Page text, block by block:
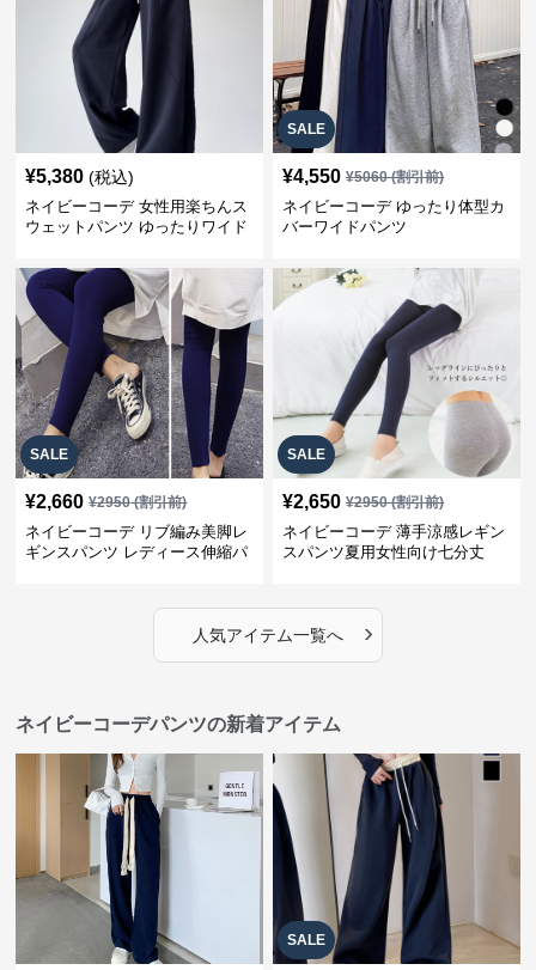
¥5,380 (税込)
ネイビーコーデ 女性用楽ちんス
ウェットパンツ ゆったりワイド
SALE
¥4,550 ¥5060(割引前)
ネイビーコーデ ゆったり体型カ
バーワイドパンツ
SALE
¥2,660 ¥2950(割引前)
ネイビーコーデ リブ編み美脚レ
ギンスパンツ レディース伸縮パ
SALE
¥2,650 ¥2950(割引前)
ネイビーコーデ 薄手涼感レギン
スパンツ夏用女性向け七分丈
人気アイテム一覧へ ›
ネイビーコーデパンツの新着アイテム
SALE